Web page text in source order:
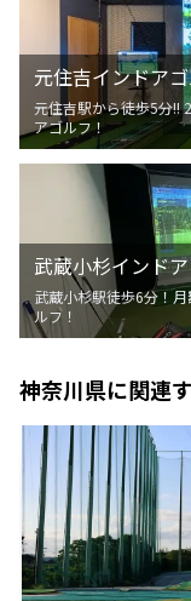
元住吉インドア
元住吉駅から徒歩5分!!
アゴルフ！
武蔵小杉インド
武蔵小杉駅徒歩6分！
ルフ！
神奈川県に関連